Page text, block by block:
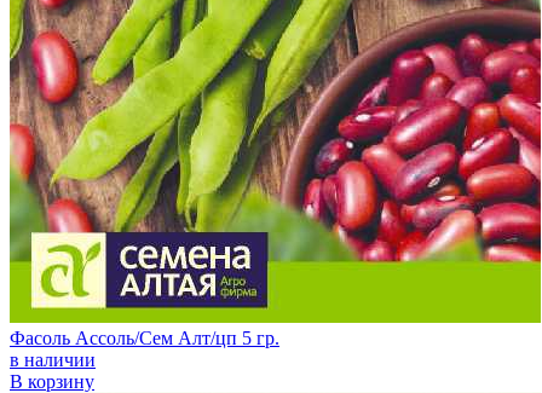
Фасоль Ассоль/Сем Алт/цп 5 гр.
в наличии
В корзину